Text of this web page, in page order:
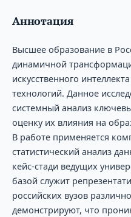
Аннотация
Высшее образование в
динамичной
искусственного
технологий. Данное
системный анализ
оценку их влияния на
В работе применяется
статистический анализ
кейс-стади ведущих
базой служит
российских вузов
демонстрируют, что